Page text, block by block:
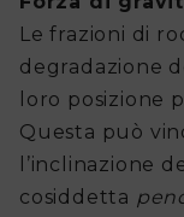
Piano
della
Protezione
Civile
Piani
Le frazioni di
degradazione
loro posizione
Questa può
l’inclinazione
cosiddetta